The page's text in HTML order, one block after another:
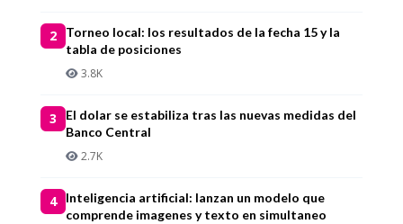
2
Torneo local: los resultados de la fecha 15 y la
tabla de posiciones
3.8K
3
El dolar se estabiliza tras las nuevas medidas del
Banco Central
2.7K
4
Inteligencia artificial: lanzan un modelo que
comprende imagenes y texto en simultaneo